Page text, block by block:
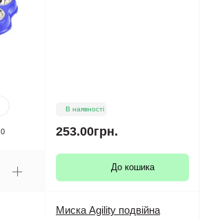
0
В наявності
253.00грн.
До кошика
Миска Agility подвійна